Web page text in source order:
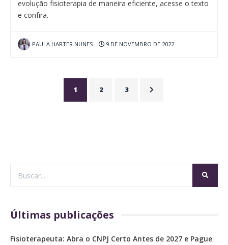
evolução fisioterapia de maneira eficiente, acesse o texto
e confira.
PAULA HARTER NUNES 9 DE NOVEMBRO DE 2022
1 2 3
Últimas publicações
Fisioterapeuta: Abra o CNPJ Certo Antes de 2027 e Pague